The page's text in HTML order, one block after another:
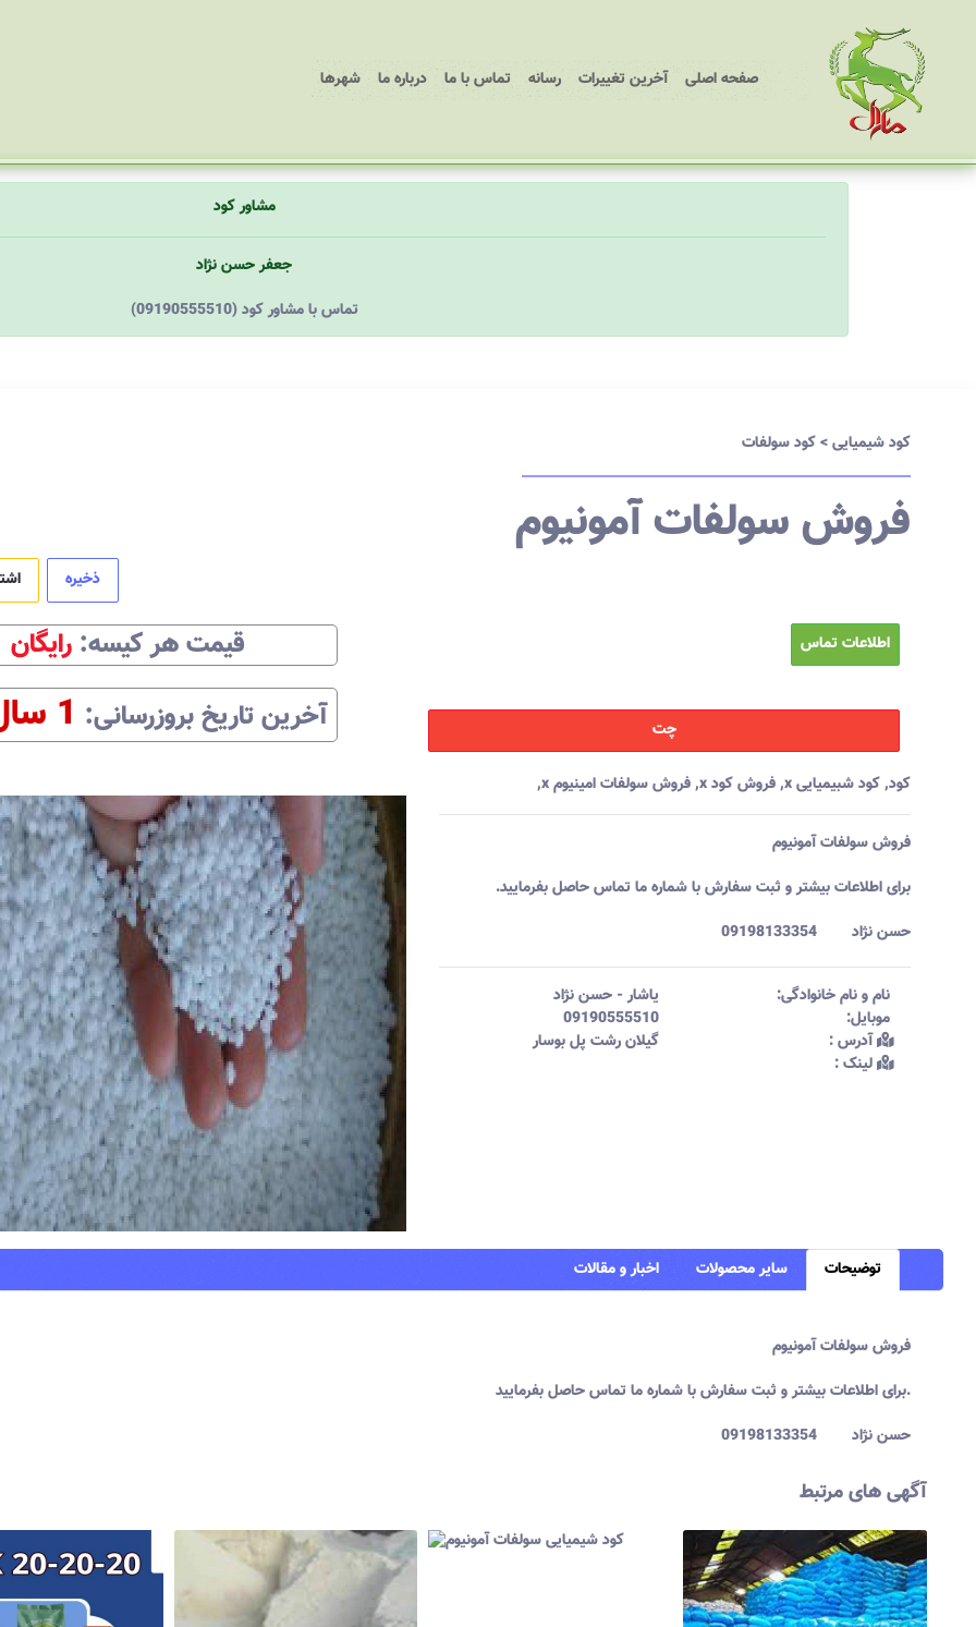
صفحه اصلی
(current) آخرین تغییرات رسانه تماس با ما درباره ما شهرها
مشاور کود
جعفر حسن نژاد
(09190555510) تماس با مشاور کود
کود شیمیایی>کود سولفات
فروش سولفات آمونیوم
اطلاعات تماس
چت
ذخیره
قیمت هرکیسه:‌ رایگان
آخرین تاریخ بروزرسانی:‌ 1 سال
کود,کود شبیمیایی x ,فروش کود x ,فروش سولفات امینیوم x ,
فروش سولفات آمونیوم
برای اطلاعات بیشتر و ثبت سفارش با شماره ما تماس حاصل بفرمایید.
حسن نژاد 09198133354
نام و نام خانوادگی:‌ یاشار- حسن نژاد
موبایل:‌
09190555510
آدرس :‌
گیلان رشت پل بوسار
لینک :‌
توضیحات سایر محصولات اخبار و مقالات
فروش سولفات آمونیوم
برای اطلاعات بیشتر و ثبت سفارش با شماره ما تماس حاصل بفرمایید.
حسن نژاد 09198133354
آگهی های مرتبط